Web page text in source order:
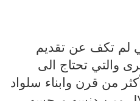
لم تكف عن تقديم
والتي تحتاج الى
من قرن وابناء سلواد